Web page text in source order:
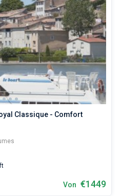
Classique - Comfort
Von €1449